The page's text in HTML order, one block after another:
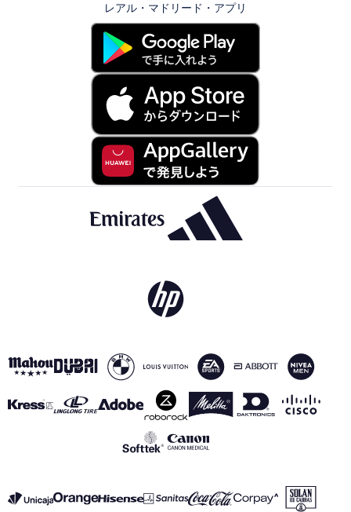
レアル・マドリード・アプリ